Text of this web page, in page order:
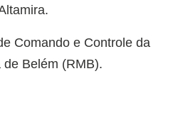
Comando e Controle da
Belém (RMB).